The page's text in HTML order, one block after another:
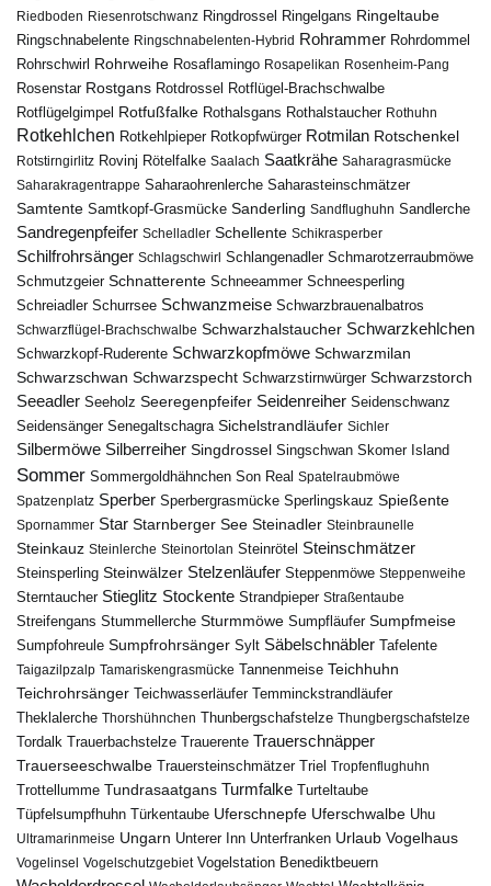
Riedboden Riesenrotschwanz Ringdrossel Ringelgans Ringeltaube
Ringschnabelente Ringschnabelenten-Hybrid Rohrammer Rohrdommel
Rohrschwirl Rohrweihe Rosaflamingo Rosapelikan Rosenheim-Pang
Rosenstar Rostgans Rotdrossel
Rotflügel-Brachschwalbe
Rotflügelgimpel Rotfußfalke Rothalsgans Rothalstaucher Rothuhn
Rotkehlchen Rotkehlpieper Rotkopfwürger Rotmilan Rotschenkel
Rotstirngirlitz Rovinj Rötelfalke Saalach Saatkrähe Saharagrasmücke
Saharakragentrappe Saharaohrenlerche Saharasteinschmätzer
Samtente Samtkopf-Grasmücke Sanderling Sandflughuhn Sandlerche
Sandregenpfeifer Schelladler Schellente Schikrasperber
Schilfrohrsänger Schlagschwirl Schlangenadler Schmarotzerraubmöwe
Schmutzgeier Schnatterente Schneeammer Schneesperling
Schreiadler Schurrsee Schwanzmeise Schwarzbrauenalbatros
Schwarzflügel-Brachschwalbe Schwarzhalstaucher Schwarzkehlchen
Schwarzkopf-Ruderente Schwarzkopfmöwe Schwarzmilan
Schwarzschwan Schwarzspecht Schwarzstirnwürger Schwarzstorch
Seeadler Seeholz Seeregenpfeifer Seidenreiher Seidenschwanz
Seidensänger Senegaltschagra Sichelstrandläufer Sichler
Silbermöwe Silberreiher Singdrossel Singschwan Skomer Island
Sommer Sommergoldhähnchen Son Real Spatelraubmöwe
Spatzenplatz Sperber Sperbergrasmücke Sperlingskauz Spießente
Spornammer Star Starnberger See Steinadler Steinbraunelle
Steinkauz Steinlerche Steinortolan Steinrötel Steinschmätzer
Steinsperling Steinwälzer Stelzenläufer Steppenmöwe Steppenweihe
Sterntaucher Stieglitz Stockente Strandpieper Straßentaube
Streifengans Stummellerche Sturmmöwe Sumpfläufer Sumpfmeise
Sumpfohreule Sumpfrohrsänger Sylt Säbelschnäbler Tafelente
Taigazilpzalp Tamariskengrasmücke Tannenmeise Teichhuhn
Teichrohrsänger Teichwasserläufer Temminckstrandläufer
Theklalerche Thorshühnchen Thunbergschafstelze Thungbergschafstelze
Tordalk Trauerbachstelze Trauerente Trauerschnäpper
Trauerseeschwalbe Trauersteinschmätzer Triel Tropfenflughuhn
Trottellumme Tundrasaatgans Turmfalke Turteltaube
Tüpfelsumpfhuhn
Türkentaube Uferschnepfe Uferschwalbe Uhu
Ultramarinmeise Ungarn Unterer Inn Unterfranken Urlaub Vogelhaus
Vogelinsel Vogelschutzgebiet Vogelstation Benediktbeuern